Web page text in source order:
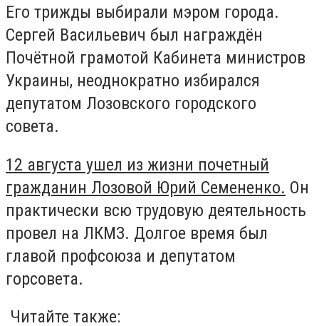
Его трижды выбирали мэром города.
Сергей Васильевич был награждён
Почётной грамотой Кабинета министров
Украины, неоднократно избирался
депутатом Лозовского городского
совета.
12 августа ушел из жизни почетный
гражданин Лозовой Юрий Семененко. Он
практически всю трудовую деятельность
провел на ЛКМЗ. Долгое время был
главой профсоюза и депутатом
горсовета.
Читайте также: